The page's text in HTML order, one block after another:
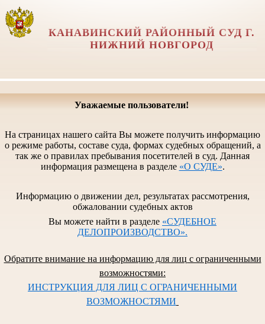
КАНАВИНСКИЙ РАЙОННЫЙ СУД Г.
НИЖНИЙ НОВГОРОД
Уважаемые пользователи!
На страницах нашего сайта Вы можете получить информацию
о режиме работы, составе суда, формах судебных обращений, а
так же о правилах пребывания посетителей в суд. Данная
информация размещена в разделе «О СУДЕ».
Информацию о движении дел, результатах рассмотрения,
обжаловании судебных актов
Вы можете найти в разделе «СУДЕБНОЕ
ДЕЛОПРОИЗВОДСТВО».
Обратите внимание на информацию для лиц с ограниченными
возможностями:
ИНСТРУКЦИЯ ДЛЯ ЛИЦ С ОГРАНИЧЕННЫМИ
ВОЗМОЖНОСТЯМИ